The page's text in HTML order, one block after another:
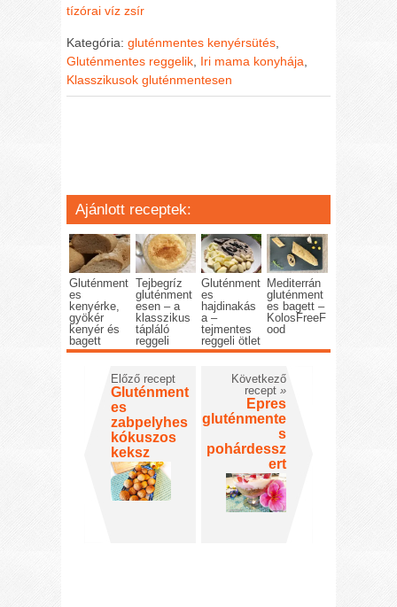
tízórai víz zsír
Kategória:gluténmentes kenyérsütés
Gluténmentes reggelik Iri mama konyhája
Klasszikusok gluténmentesen
Ajánlott receptek:
Gluténment
es
kenyérke,
gyökér
kenyér és
bagett
Tejbegríz
gluténment
esen – a
klasszikus
tápláló
reggeli
Gluténment
es
hajdinakás
a –
tejmentes
reggeli ötlet
Mediterrán
gluténment
es bagett –
KolosFreeF
ood
Előző recept
Gluténment
es
zabpelyhes
kókuszos
keksz
Következő
recept »
Epres
gluténmente
s
pohárdessz
ert